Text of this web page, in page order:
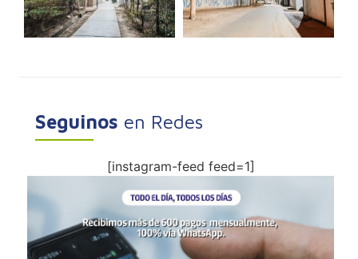
Seguinos en Redes
[instagram-feed feed=1]